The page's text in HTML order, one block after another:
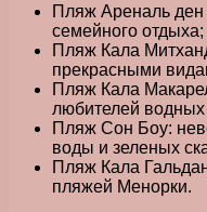
Пляж Ареналь ден
семейного отдыха;
Пляж Кала
прекрасными
Пляж Кала
любителей водных
Пляж Сон Боу:
воды и зеленых
Пляж Кала
пляжей Менорки.